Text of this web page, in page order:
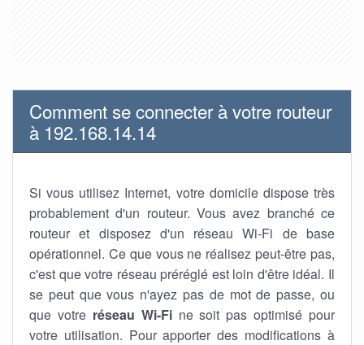
Comment se connecter à votre routeur
à 192.168.14.14
Si vous utilisez Internet, votre domicile dispose très
probablement d'un routeur. Vous avez branché ce
routeur et disposez d'un réseau Wi-Fi de base
opérationnel. Ce que vous ne réalisez peut-être pas,
c'est que votre réseau préréglé est loin d'être idéal. Il
se peut que vous n'ayez pas de mot de passe, ou
que votre réseau Wi-Fine soit pas optimisé pour
votre utilisation. Pour apporter des modifications à